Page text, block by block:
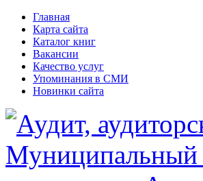
Главная
Карта сайта
Каталог книг
Вакансии
Качество услуг
Упоминания в СМИ
Новинки сайта